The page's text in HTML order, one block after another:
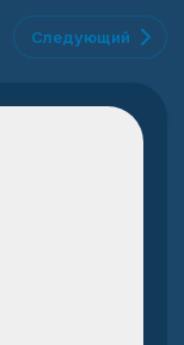
Следующий